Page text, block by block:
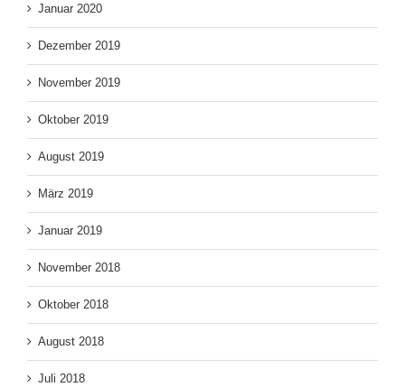
Januar 2020
Dezember 2019
November 2019
Oktober 2019
August 2019
März 2019
Januar 2019
November 2018
Oktober 2018
August 2018
Juli 2018